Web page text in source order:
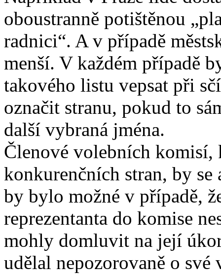
oboustranně potištěnou
radnici“. A v případě
menší. V každém případě
takového listu vepsat při
označit stranu, pokud to
další vybraná jména.
Členové volebních komisí,
konkurenčních stran, by
by bylo možné v případě,
reprezentanta do komise
mohly domluvit na její
udělal nepozorovaně o